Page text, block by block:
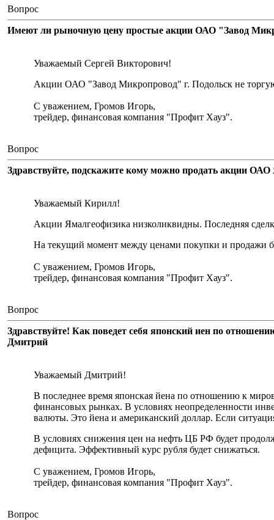
Вопрос
Имеют ли рыночную цену простые акции ОАО "Завод
Уважаемый Сергей Викторович!
Акции ОАО "Завод Микропровод" г. Подольск не
С уважением, Громов Игорь,
трейдер, финансовая компания "Профит Хауз".
Вопрос
Здравствуйте, подскажите кому можно продать акции
Уважаемый Кирилл!
Акции Ямалгеофизика низколиквидны. Последняя
На текущий момент между ценами покупки и продажи
С уважением, Громов Игорь,
трейдер, финансовая компания "Профит Хауз".
Вопрос
Здравствуйте! Как поведет себя японский иен по
Дмитрий
Уважаемый Дмитрий!
В последнее время японская йена по отношению к
финансовых рынках. В условиях неопределенности
валюты. Это йена и американский доллар. Если
В условиях снижения цен на нефть ЦБ РФ будет
дефицита. Эффективный курс рубля будет снижаться.
С уважением, Громов Игорь,
трейдер, финансовая компания "Профит Хауз".
Вопрос